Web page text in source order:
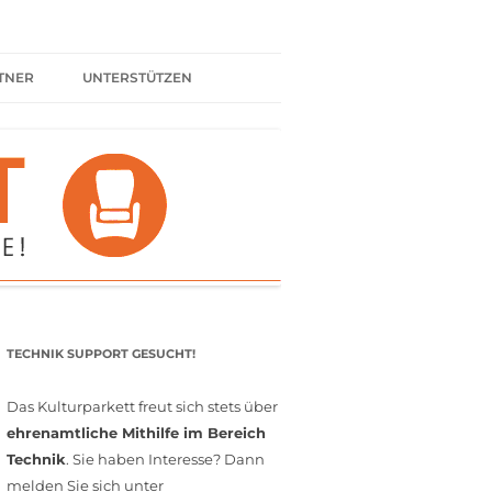
UNTERSTÜTZEN
SPENDEN
FÖRDERMITGLIED WERDEN
MITGLIEDSCHAFT
TECHNIK SUPPORT GESUCHT!
Das Kulturparkett freut sich stets über
ehrenamtliche Mithilfe im Bereich
Technik. Sie haben Interesse? Dann
melden Sie sich unter